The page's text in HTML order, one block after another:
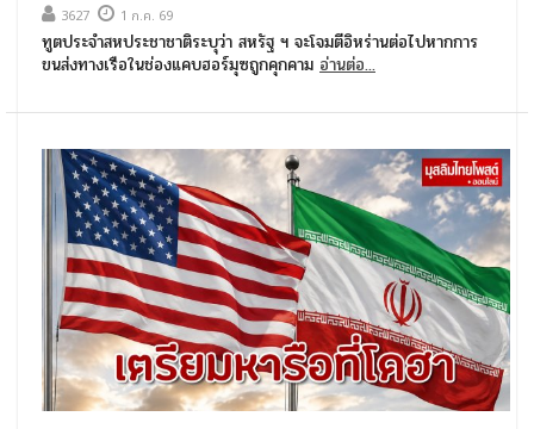
3627 1 ก.ค. 69
ทูตประจำสหประชาชาติระบุว่า สหรัฐ ฯ จะโจมตีอิหร่านต่อไปหากการ
ขนส่งทางเรือในช่องแคบฮอร์มุซถูกคุกคาม อ่านต่อ...